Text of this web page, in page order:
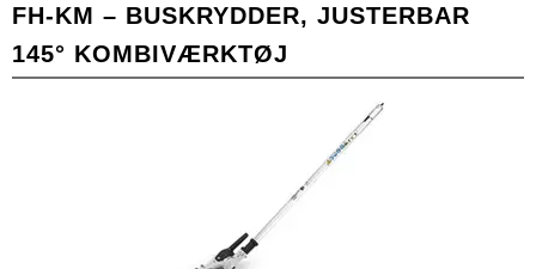
FH-KM – BUSKRYDDER, JUSTERBAR
145° KOMBIVÆRKTØJ